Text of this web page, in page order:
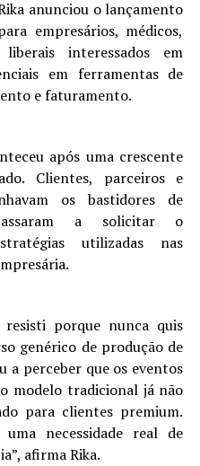
anunciou o lançamento
empresários, médicos,
interessados em
em ferramentas de
e faturamento.
após uma crescente
Clientes, parceiros e
os bastidores de
a solicitar o
utilizadas nas
porque nunca quis
genérico de produção de
a perceber que os eventos
modelo tradicional já não
para clientes premium.
necessidade real de
afirma Rika.